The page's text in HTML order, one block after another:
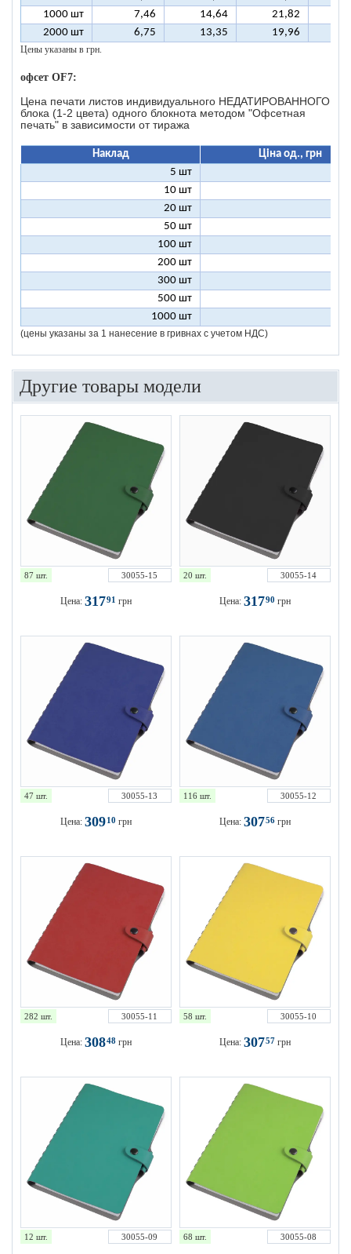
1000 шт
7,46 14,64 21,82
2000 шт
6,75 13,35 19,96
Цены указаны в грн.
офсет OF7:
Цена печати листов индивидуального НЕДАТИРОВАННОГО
блока (1-2 цвета) одного блокнота методом "Офсетная
печать" в зависимости от тиража
Наклад
Ціна од., грн
5 шт
10 шт
20 шт
50 шт
100 шт
200 шт
300 шт
500 шт
1000 шт
(цены указаны за 1 нанесение в гривнах с учетом НДС)
Другие товары модели
87 шт. 30055-15
Цена: 31791 грн
20 шт. 30055-14
Цена: 31790 грн
47 шт. 30055-13
Цена: 30910 грн
116 шт. 30055-12
Цена: 30756 грн
282 шт. 30055-11
Цена: 30848 грн
58 шт. 30055-10
Цена: 30757 грн
12 шт. 30055-09 68 шт. 30055-08